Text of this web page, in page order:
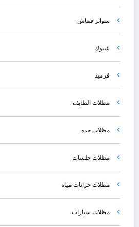
سواتر قماش
شبوك
قرميد
مظلات الطايف
مظلات جده
مظلات جلسات
مظلات خزانات مياة
مظلات سيارات